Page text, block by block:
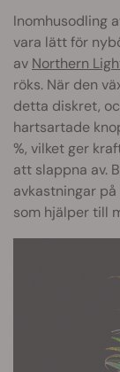
Inomhusodling
vara lätt för
av Northern
röks. När den
detta diskret,
hartsartade
%, vilket ger
att slappna av.
avkastningar
som hjälper till